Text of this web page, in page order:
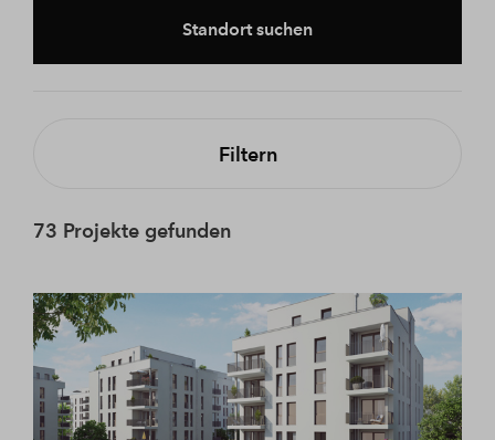
Standort suchen
Filtern
73 Projekte gefunden